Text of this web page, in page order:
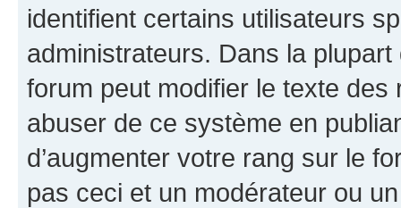
identifient certains utilisateurs
administrateurs. Dans la
forum peut modifier le texte
abuser de ce système en
d’augmenter votre rang sur le
pas ceci et un modérateur ou